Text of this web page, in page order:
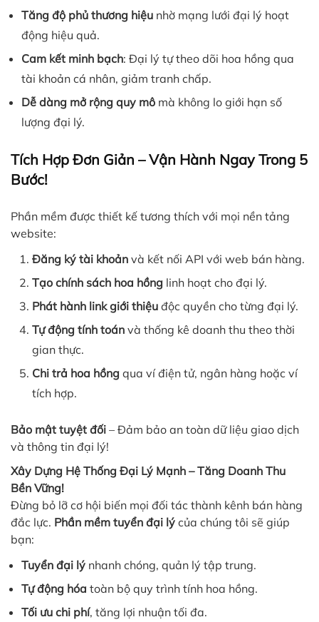
Tăng độ phủ thương hiệu nhờ mạng lưới đại lý hoạt
động hiệu quả.
Cam kết minh bạch: Đại lý tự theo dõi hoa hồng qua
tài khoản cá nhân, giảm tranh chấp.
Dễ dàng mở rộng quy mô mà không lo giới hạn số
lượng đại lý.
Tích Hợp Đơn Giản – Vận Hành Ngay Trong 5
Bước!
Phần mềm được thiết kế tương thích với mọi nền tảng
website:
Đăng ký tài khoản và kết nối API với web bán hàng.
Tạo chính sách hoa hồng linh hoạt cho đại lý.
Phát hành link giới thiệu độc quyền cho từng đại lý.
Tự động tính toán và thống kê doanh thu theo thời
gian thực.
Chi trả hoa hồng qua ví điện tử, ngân hàng hoặc ví
tích hợp.
Bảo mật tuyệt đối – Đảm bảo an toàn dữ liệu giao dịch
và thông tin đại lý!
Xây Dựng Hệ Thống Đại Lý Mạnh – Tăng Doanh Thu
Bền Vững!
Đừng bỏ lỡ cơ hội biến mọi đối tác thành kênh bán hàng
đắc lực. Phần mềm tuyển đại lý của chúng tôi sẽ giúp
bạn:
Tuyển đại lý nhanh chóng, quản lý tập trung.
Tự động hóa toàn bộ quy trình tính hoa hồng.
Tối ưu chi phí, tăng lợi nhuận tối đa.